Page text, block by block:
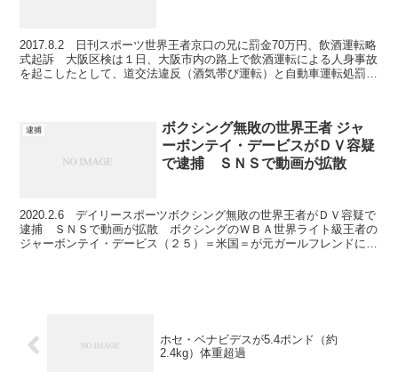
2017.8.2 日刊スポーツ世界王者京口の兄に罰金70万円、飲酒運転略
式起訴 大阪区検は１日、大阪市内の路上で飲酒運転による人身事故
を起こしたとして、道交法違反（酒気帯び運転）と自動車運転処罰法
逮捕
ボクシング無敗の世界王者 ジャ
ーボンテイ・デービスがＤＶ容疑
で逮捕 ＳＮＳで動画が拡散
2020.2.6 デイリースポーツボクシング無敗の世界王者がＤＶ容疑で
逮捕 ＳＮＳで動画が拡散 ボクシングのＷＢＡ世界ライト級王者の
ジャーボンテイ・デービス（２５）＝米国＝が元ガールフレンドに対
ホセ・ベナビデスが5.4ポンド（約
2.4kg）体重超過